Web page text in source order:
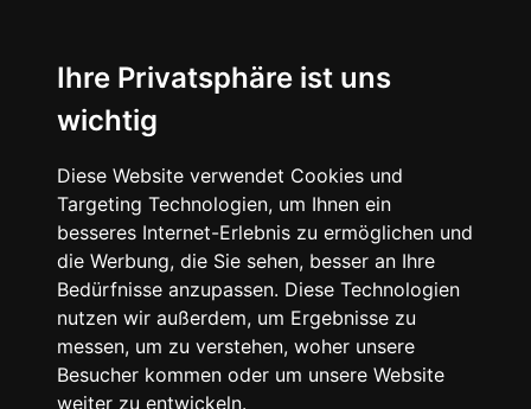
Ihre Privatsphäre ist uns
wichtig
Diese Website verwendet Cookies und
Targeting Technologien, um Ihnen ein
besseres Internet-Erlebnis zu ermöglichen und
die Werbung, die Sie sehen, besser an Ihre
Bedürfnisse anzupassen. Diese Technologien
nutzen wir außerdem, um Ergebnisse zu
messen, um zu verstehen, woher unsere
Besucher kommen oder um unsere Website
weiter zu entwickeln.